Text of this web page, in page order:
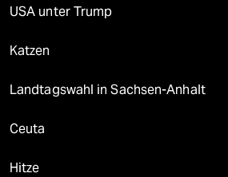
USA unter Trump
Katzen
Landtagswahl in Sachsen-Anhalt
Ceuta
Hitze